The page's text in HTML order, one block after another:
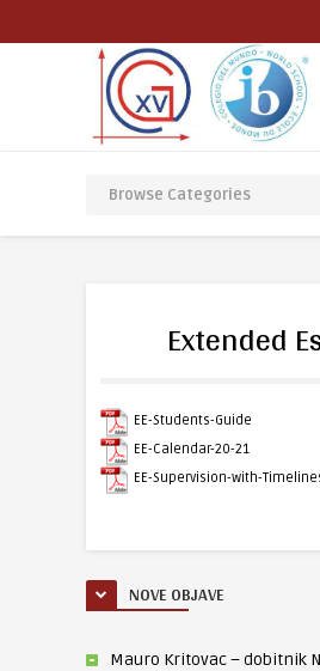
Extended
EE-Students-Guide
EE-Calendar-20-21
EE-Supervision-with-
NOVE OBJAVE
Mauro Kritovac – dobitnik